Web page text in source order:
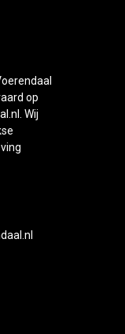
op
Wij